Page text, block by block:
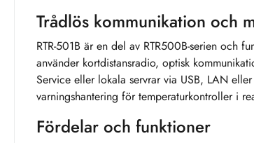
Trådlös kommunikation och
RTR-501B är en del av RTR500B-serien och
använder kortdistansradio, optisk
Service eller lokala servrar via USB, LAN
varningshantering för temperaturkontroller i
Fördelar och funktioner